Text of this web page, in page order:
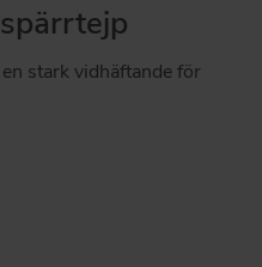
stark vidhäftande för